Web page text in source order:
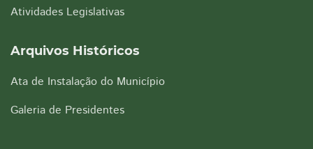
Atividades Legislativas
Arquivos Históricos
Ata de Instalação do Município
Galeria de Presidentes